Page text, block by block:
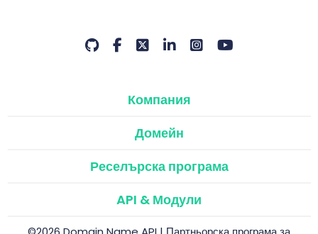
Компания
Домейн
Реселърска програма
API & Модули